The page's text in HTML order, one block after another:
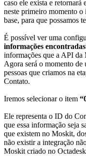
caso ele exista e retornará
neste primeiro momento
base, para que possamos
É possível ver uma
informações
informações que a API da
Agora será o momento
pessoas que criamos na
Contato.
Iremos selecionar o item
Ele representa o ID do
que essa informação seja
que existem no Moskit,
não existir a integração
Moskit criado no